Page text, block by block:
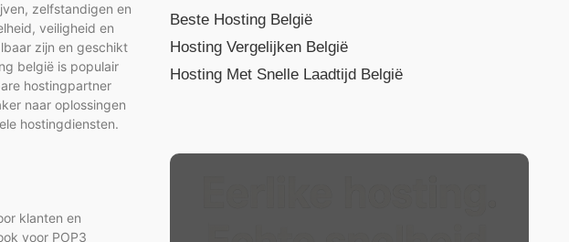
zelfstandigen en
veiligheid en
zijn en geschikt
belgië is populair
hostingpartner
naar oplossingen
hostingdiensten.
klanten en
voor POP3
Beste Hosting België
Hosting Vergelijken België
Hosting Met Snelle Laadtijd België